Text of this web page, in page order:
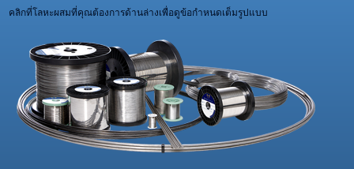
คลิกที่โลหะผสมที่คุณต้องการด้านล่างเพื่อดูข้อกำหนดเต็มรูปแบบ